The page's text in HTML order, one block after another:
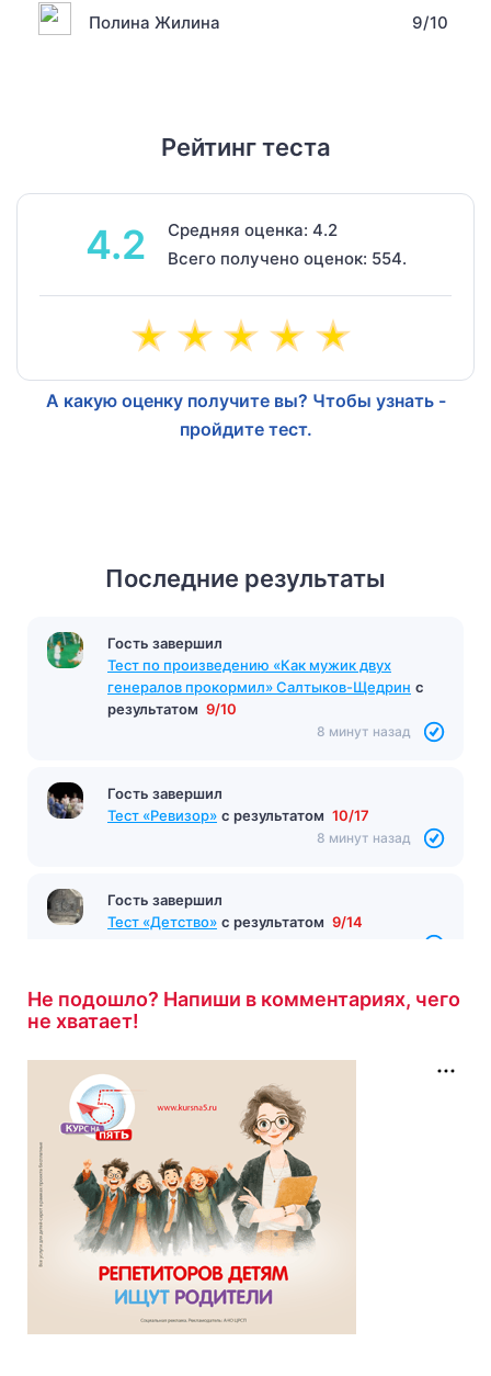
Полина Жилина 9/10
Рейтинг теста
4.2
Средняя оценка: 4.2
Всего получено оценок: 554.
А какую оценку получите вы? Чтобы узнать -
пройдите тест.
Последние результаты
Гость завершил
Тест по произведению «Как мужик двух
генералов прокормил» Салтыков-Щедрин с
результатом 9/10
8 минут назад
Гость завершил
Тест «Ревизор» с результатом 10/17
8 минут назад
Гость завершил
Тест «Детство» с результатом 9/14
Не подошло? Напиши в комментариях, чего
не хватает!